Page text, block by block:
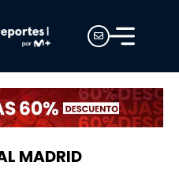
MADRID